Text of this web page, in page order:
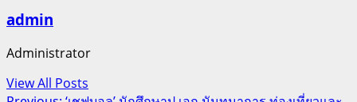
admin
Administrator
View All Posts